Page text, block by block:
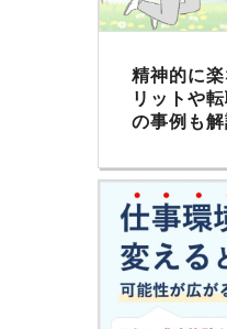
精神的に
リットや
の事例も解